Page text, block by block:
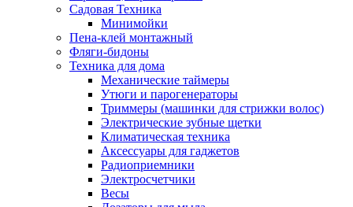
Садовая Техника
Минимойки
Пена-клей монтажный
Фляги-бидоны
Техника для дома
Механические таймеры
Утюги и парогенераторы
Триммеры (машинки для стрижки волос)
Электрические зубные щетки
Климатическая техника
Аксессуары для гаджетов
Радиоприемники
Электросчетчики
Весы